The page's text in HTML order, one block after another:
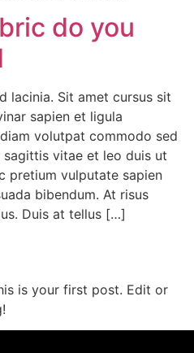
do you
lacinia. Sit amet cursus sit
sapien et ligula
volutpat commodo sed
sagittis vitae et leo duis ut
pretium vulputate sapien
bibendum. At risus
Duis at tellus […]
is your first post. Edit or